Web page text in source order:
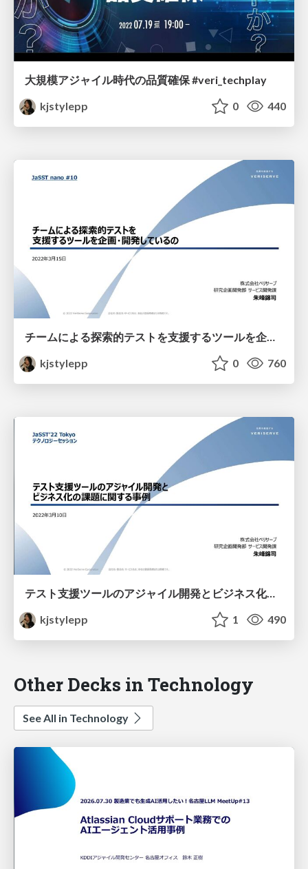
大規模アジャイル時代の品質確保 #veri_techplay
kjstylepp
0 440
kjstylepp
0 760
テスト支援ツールのアジャイル開発とビジネス化の課題に関する事例 #jassttokyo
kjstylepp
1 490
Other Decks in Technology
See All in Technology